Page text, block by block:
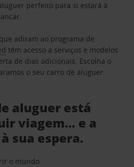
perfeito para si estará à
adiram ao programa de
têm acesso a serviços e modelos
de dias adicionais. Escolha o
o seu carro de aluguer.
aluguer está
viagem… e a
sua espera.
o mundo.